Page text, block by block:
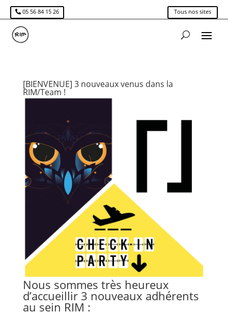
05 56 84 15 26 Tous nos sites
[BIENVENUE] 3 nouveaux venus dans la
RIM/Team !
Nous sommes très heureux
d’accueillir 3 nouveaux adhérents
au sein RIM :